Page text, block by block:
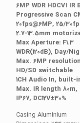
6MP WDR HDCVI
20fps@6MP, 25/
2.7-13.5mm
Max Aperture: F1.3
WDR(120dB), Day/
Max. 6MP resolution
HD/SD switchable
1CH Audio In, built-
Max. IR length
IP67, DC12V±30%
Casing Aluminium